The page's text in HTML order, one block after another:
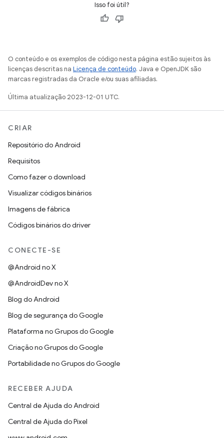
Isso foi útil?
O conteúdo e os exemplos de código nesta página estão sujeitos às
licenças descritas na Licença de conteúdo. Java e OpenJDK são
marcas registradas da Oracle e/ou suas afiliadas.
Última atualização 2023-12-01 UTC.
CRIAR
Repositório do Android
Requisitos
Como fazer o download
Visualizar códigos binários
Imagens de fábrica
Códigos binários do driver
CONECTE-SE
@Android no X
@AndroidDev no X
Blog do Android
Blog de segurança do Google
Plataforma no Grupos do Google
Criação no Grupos do Google
Portabilidade no Grupos do Google
RECEBER AJUDA
Central de Ajuda do Android
Central de Ajuda do Pixel